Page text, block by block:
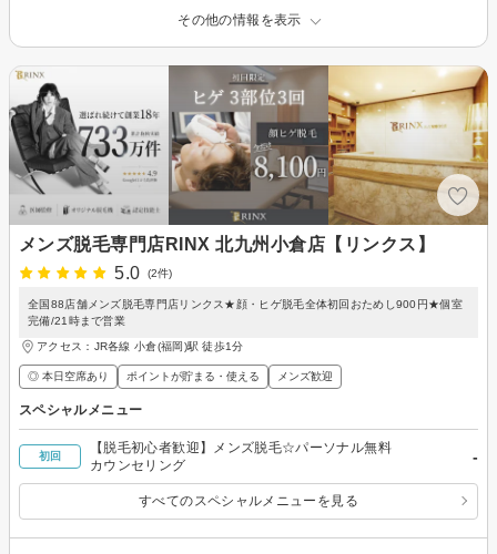
その他の情報を表示
メンズ脱毛専門店RINX 北九州小倉店【リンクス】
5.0
(2件)
全国88店舗メンズ脱毛専門店リンクス★顔・ヒゲ脱毛全体初回おためし900円★個室
完備/21時まで営業
アクセス：JR各線 小倉(福岡)駅 徒歩1分
◎ 本日空席あり ポイントが貯まる・使える メンズ歓迎
スペシャルメニュー
初回
【脱毛初心者歓迎】メンズ脱毛☆パーソナル無料
カウンセリング
-
すべてのスペシャルメニューを見る